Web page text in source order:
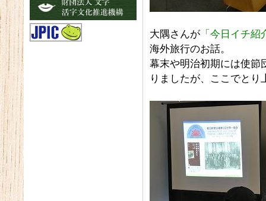
大隅さんが 「今日イチ
海外旅行のお話。
幕末や明治初期には使節
りましたが、ここでとり